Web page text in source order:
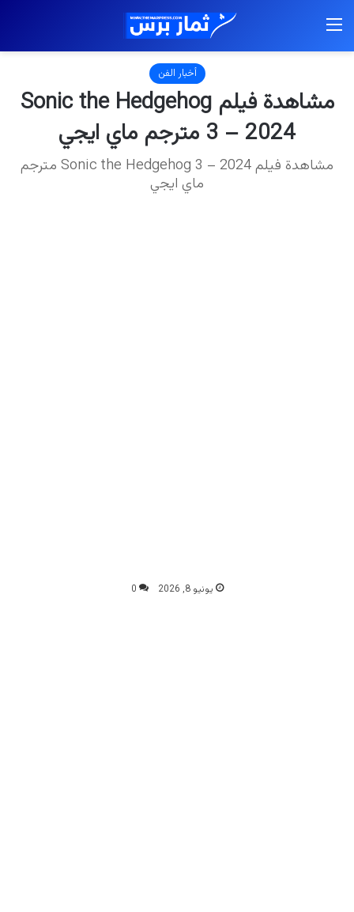
أخبار الفن
مشاهدة فيلم Sonic the Hedgehog
3 – 2024 مترجم ماي ايجي
مشاهدة فيلم Sonic the Hedgehog 3 – 2024 مترجم
ماي ايجي
يونيو 8, 2026 0